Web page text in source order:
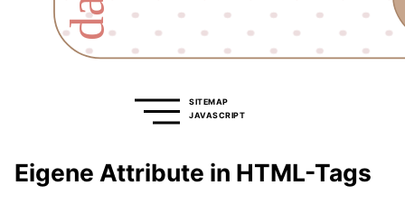
SITEMAP
JAVASCRIPT
Eigene Attribute in HTML-Tags